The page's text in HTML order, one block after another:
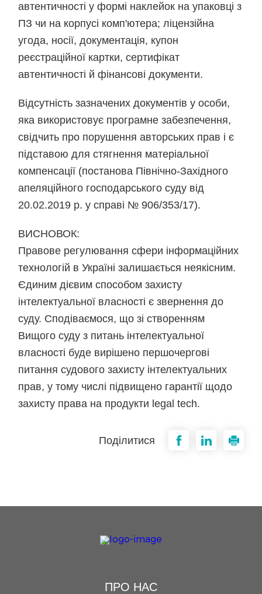
автентичності у формі наклейок на упаковці з
ПЗ чи на корпусі комп'ютера; ліцензійна
угода, носії, документація, купон
реєстраційної картки, сертифікат
автентичності й фінансові документи.
Відсутність зазначених документів у особи,
яка використовує програмне забезпечення,
свідчить про порушення авторських прав і є
підставою для стягнення матеріальної
компенсації (постанова Північно-Західного
апеляційного господарського суду від
20.02.2019 р. у справі № 906/353/17).
ВИСНОВОК:
Правове регулювання сфери інформаційних
технологій в Україні залишається неякісним.
Єдиним дієвим способом захисту
інтелектуальної власності є звернення до
суду. Сподіваємося, що зі створенням
Вищого суду з питань інтелектуальної
власності буде вирішено першочергові
питання судового захисту інтелектуальних
прав, у тому числі підвищено гарантії щодо
захисту права на продукти legal tech.
Поділитися
ПРО НАС